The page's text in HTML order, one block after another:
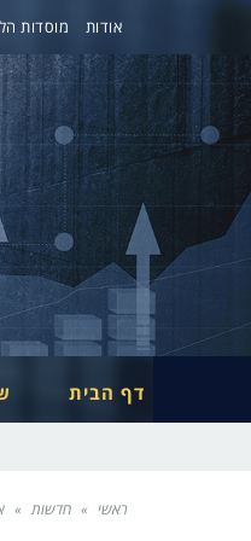
אודות מוסדות
דף הבית
ראשי » חדשות »